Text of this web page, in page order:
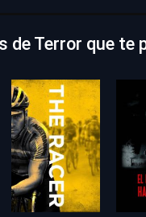
de Terror que te